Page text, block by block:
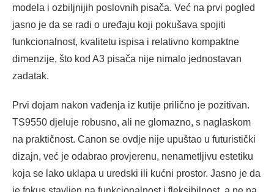
modela i ozbiljnijih poslovnih pisača. Već na prvi pogled
jasno je da se radi o uređaju koji pokušava spojiti
funkcionalnost, kvalitetu ispisa i relativno kompaktne
dimenzije, što kod A3 pisača nije nimalo jednostavan
zadatak.
Prvi dojam nakon vađenja iz kutije prilično je pozitivan.
TS9550 djeluje robusno, ali ne glomazno, s naglaskom
na praktičnost. Canon se ovdje nije upuštao u futuristički
dizajn, već je odabrao provjerenu, nenametljivu estetiku
koja se lako uklapa u uredski ili kućni prostor. Jasno je da